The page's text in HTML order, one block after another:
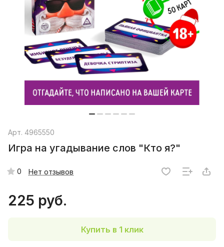
Арт. 4965550
Игра на угадывание слов "Кто я?"
0 Нет отзывов
225 руб.
Купить в 1 клик